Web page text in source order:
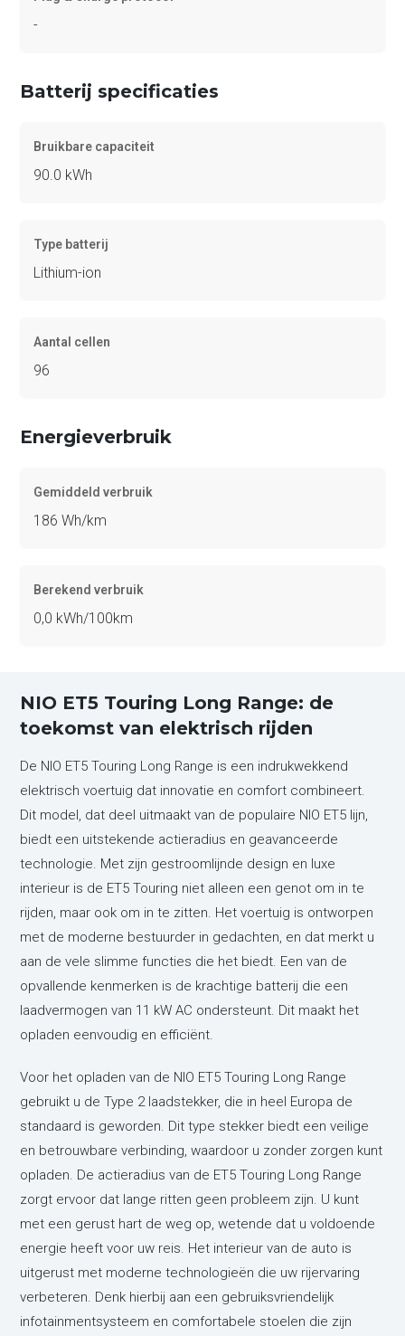
-
Batterij specificaties
Bruikbare capaciteit
90.0 kWh
Type batterij
Lithium-ion
Aantal cellen
96
Energieverbruik
Gemiddeld verbruik
186 Wh/km
Berekend verbruik
0,0 kWh/100km
NIO ET5 Touring Long Range: de
toekomst van elektrisch rijden
De NIO ET5 Touring Long Range is een indrukwekkend
elektrisch voertuig dat innovatie en comfort combineert.
Dit model, dat deel uitmaakt van de populaire NIO ET5 lijn,
biedt een uitstekende actieradius en geavanceerde
technologie. Met zijn gestroomlijnde design en luxe
interieur is de ET5 Touring niet alleen een genot om in te
rijden, maar ook om in te zitten. Het voertuig is ontworpen
met de moderne bestuurder in gedachten, en dat merkt u
aan de vele slimme functies die het biedt. Een van de
opvallende kenmerken is de krachtige batterij die een
laadvermogen van 11 kW AC ondersteunt. Dit maakt het
opladen eenvoudig en efficiënt.
Voor het opladen van de NIO ET5 Touring Long Range
gebruikt u de Type 2 laadstekker, die in heel Europa de
standaard is geworden. Dit type stekker biedt een veilige
en betrouwbare verbinding, waardoor u zonder zorgen kunt
opladen. De actieradius van de ET5 Touring Long Range
zorgt ervoor dat lange ritten geen probleem zijn. U kunt
met een gerust hart de weg op, wetende dat u voldoende
energie heeft voor uw reis. Het interieur van de auto is
uitgerust met moderne technologieën die uw rijervaring
verbeteren. Denk hierbij aan een gebruiksvriendelijk
infotainmentsysteem en comfortabele stoelen die zijn